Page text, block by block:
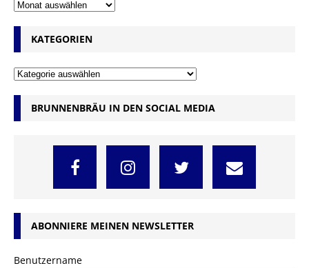
KATEGORIEN
BRUNNENBRÄU IN DEN SOCIAL MEDIA
ABONNIERE MEINEN NEWSLETTER
Benutzername